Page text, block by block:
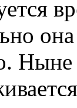
Ныне